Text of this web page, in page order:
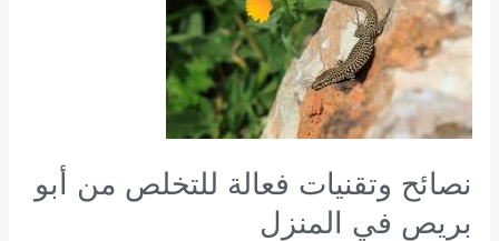
نصائح وتقنيات فعالة للتخلص من أبو
بريص في المنزل
فعالة
للتخلص
من
أبو
بريص
المنزل